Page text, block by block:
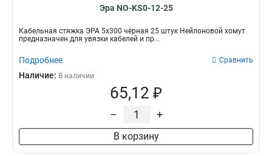
Эра NO-KS0-12-25
Кабельная стяжка ЭРА 5x300 чёрная 25 штук Нейлоновой хомут
предназначен для увязки кабелей и пр...
Подробнее Сравнить
Наличие: В наличии
65,12 ₽
– +
В корзину